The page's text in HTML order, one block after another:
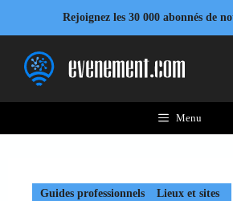
contenu
Rejoignez les 30 000 abonnés de
Menu
Guides professionnels Lieux et sites